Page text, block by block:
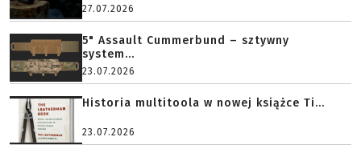
27.07.2026
5" Assault Cummerbund – sztywny
system...
23.07.2026
Historia multitoola w nowej książce Ti...
23.07.2026